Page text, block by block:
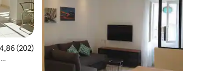
оценка: 4,86 от 5, 202 отзива
4,86 (202)